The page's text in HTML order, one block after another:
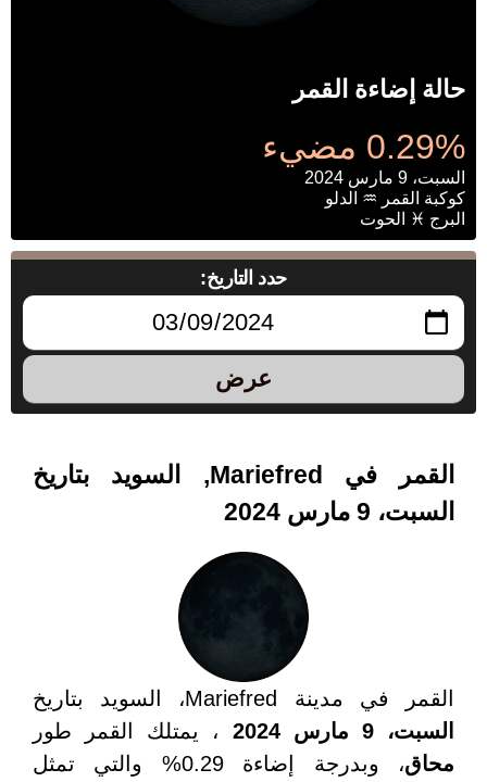
حالة إضاءة القمر
0.29% مضيء
السبت، 9 مارس 2024
كوكبة القمر ♒ الدلو
البرج ♓ الحوت
حدد التاريخ:
عرض
القمر في Mariefred, السويد بتاريخ
السبت، 9 مارس 2024
القمر في مدينة Mariefred، السويد بتاريخ
السبت، 9 مارس 2024
، يمتلك القمر طور
محاق
، وبدرجة إضاءة 0.29% والتي تمثل